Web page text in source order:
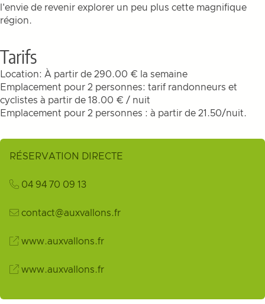
l'envie de revenir explorer un peu plus cette magnifique
région.
Tarifs
Location: À partir de 290.00 € la semaine
Emplacement pour 2 personnes: tarif randonneurs et
cyclistes à partir de 18.00 € / nuit
Emplacement pour 2 personnes : à partir de 21.50/nuit.
RÉSERVATION DIRECTE
04 94 70 09 13
contact@auxvallons.fr
www.auxvallons.fr
www.auxvallons.fr